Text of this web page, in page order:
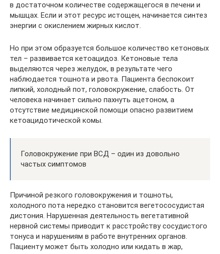
в достаточном количестве содержащегося в печени и
мышцах. Если и этот ресурс истощен, начинается синтез
энергии с окислением жирных кислот.
Но при этом образуется большое количество кетоновых
тел – развивается кетоацидоз. Кетоновые тела
выделяются через желудок, в результате чего
наблюдается тошнота и рвота. Пациента беспокоит
липкий, холодный пот, головокружение, слабость. От
человека начинает сильно пахнуть ацетоном, а
отсутствие медицинской помощи опасно развитием
кетоацидотической комы.
Головокружение при ВСД – один из довольно
частых симптомов
Причиной резкого головокружения и тошноты,
холодного пота нередко становится вегетососудистая
дистония. Нарушенная деятельность вегетативной
нервной системы приводит к расстройству сосудистого
тонуса и нарушениям в работе внутренних органов.
Пациенту может быть холодно или кидать в жар,